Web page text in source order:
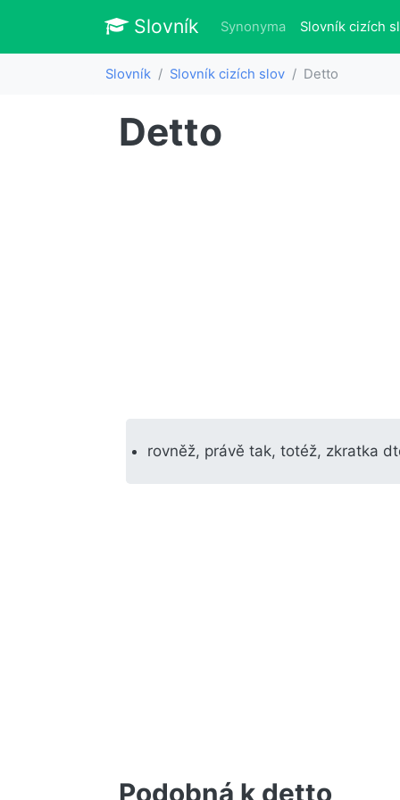
Slovník Slovník
Synonyma Slovník cizích
Slovník Slovník cizích slov Detto
Detto
rovněž, právě tak, totéž, zkratka
Podobná k detto